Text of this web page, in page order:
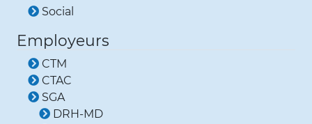
Social
Employeurs
CTM
CTAC
SGA
DRH-MD